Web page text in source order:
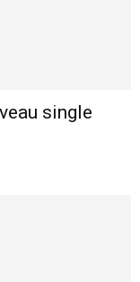
single